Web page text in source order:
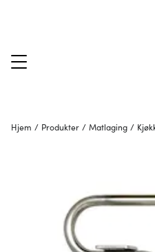
Hjem / Produkter / Matlaging /